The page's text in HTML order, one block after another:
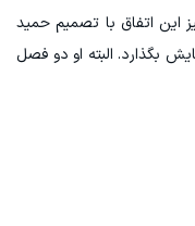
این اتفاق با تصمیم حمید
بگذارد. البته او دو فصل